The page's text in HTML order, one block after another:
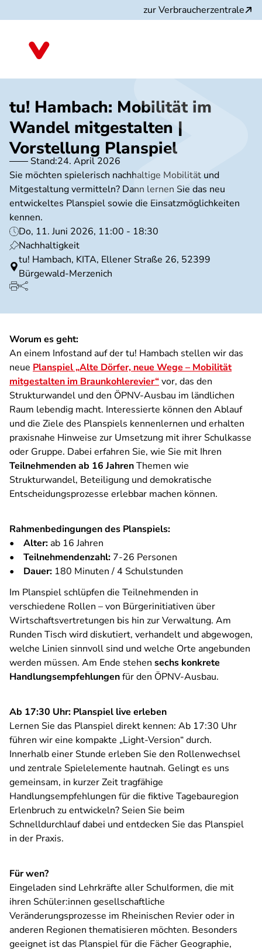
zum
zur Verbraucherzentrale
tu! Hambach: Mobilität im
Wandel mitgestalten |
Vorstellung Planspiel
Stand:24. April 2026
Sie möchten spielerisch nachhaltige Mobilität und
Mitgestaltung vermitteln? Dann lernen Sie das neu
entwickeltes Planspiel sowie die Einsatzmöglichkeiten
kennen.
Do, 11. Juni 2026, 11:00 - 18:30
Nachhaltigkeit
tu! Hambach, KITA, Ellener Straße 26, 52399
Bürgewald-Merzenich
Worum es geht:
An einem Infostand auf der tu! Hambach stellen wir das
neue Planspiel „Alte Dörfer, neue Wege – Mobilität
mitgestalten im Braunkohlerevier“vor, das den
Strukturwandel und den ÖPNV-Ausbau im ländlichen
Raum lebendig macht. Interessierte können den Ablauf
und die Ziele des Planspiels kennenlernen und erhalten
praxisnahe Hinweise zur Umsetzung mit ihrer Schulkasse
oder Gruppe. Dabei erfahren Sie, wie Sie mit Ihren
Teilnehmenden ab 16 JahrenThemen wie
Strukturwandel, Beteiligung und demokratische
Entscheidungsprozesse erlebbar machen können.
Rahmenbedingungen des Planspiels:
•
Alter:ab 16 Jahren
•
Teilnehmendenzahl: 7-26 Personen
• Dauer: 180 Minuten / 4 Schulstunden
Im Planspiel schlüpfen die Teilnehmenden in
verschiedene Rollen – von Bürgerinitiativen über
Wirtschaftsvertretungen bis hin zur Verwaltung. Am
Runden Tisch wird diskutiert, verhandelt und abgewogen,
welche Linien sinnvoll sind und welche Orte angebunden
werden müssen. Am Ende stehen sechs konkrete
Handlungsempfehlungenfür den ÖPNV-Ausbau.
Ab 17:30 Uhr: Planspiel live erleben
Lernen Sie das Planspiel direkt kennen: Ab 17:30 Uhr
führen wir eine kompakte „Light-Version“ durch.
Innerhalb einer Stunde erleben Sie den Rollenwechsel
und zentrale Spielelemente hautnah. Gelingt es uns
gemeinsam, in kurzer Zeit tragfähige
Handlungsempfehlungen für die fiktive Tagebauregion
Erlenbruch zu entwickeln? Seien Sie beim
Schnelldurchlauf dabei und entdecken Sie das Planspiel
in der Praxis.
Für wen?
Eingeladen sind Lehrkräfte aller Schulformen, die mit
ihren Schüler:innen gesellschaftliche
Veränderungsprozesse im Rheinischen Revier oder in
anderen Regionen thematisieren möchten. Besonders
geeignet ist das Planspiel für die Fächer Geographie,